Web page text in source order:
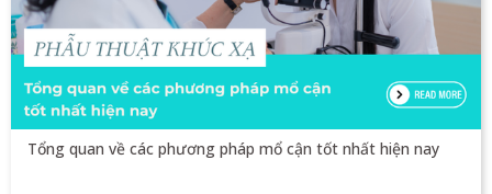
Tổng quan về các phương pháp mổ cận tốt nhất hiện nay